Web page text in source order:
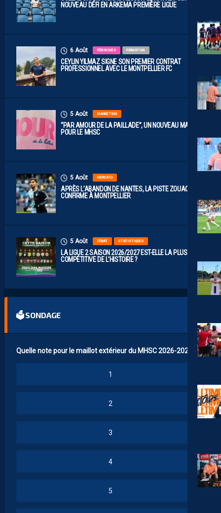
NOUVEAU DÉFI EN ARKEMA PREMIÈRE LIGUE
6 Août FÉMININES FORMATION
CEYLIN YILMAZ SIGNE SON PREMIER CONTRAT
PROFESSIONNEL AVEC LE MONTPELLIER FC
5 Août MARKETING
“PAR AMOUR DE LA PAILLADE”, UN NOUVEAU MAILLOT
POUR LE MHSC
5 Août MERCATO
APRÈS L’ABANDON DE NANTES, LA PISTE ZOUAOUI SE
CONFIRME À MONTPELLIER
5 Août DÉBAT STATISTIQUES
LA LIGUE 2 SAISON 2026/2027 EST-ELLE LA PLUS
COMPÉTITIVE DE L’HISTOIRE ?
🗳 SONDAGE
Quelle note pour le maillot extérieur du MHSC 2026-2027 ?
1
2
3
4
5